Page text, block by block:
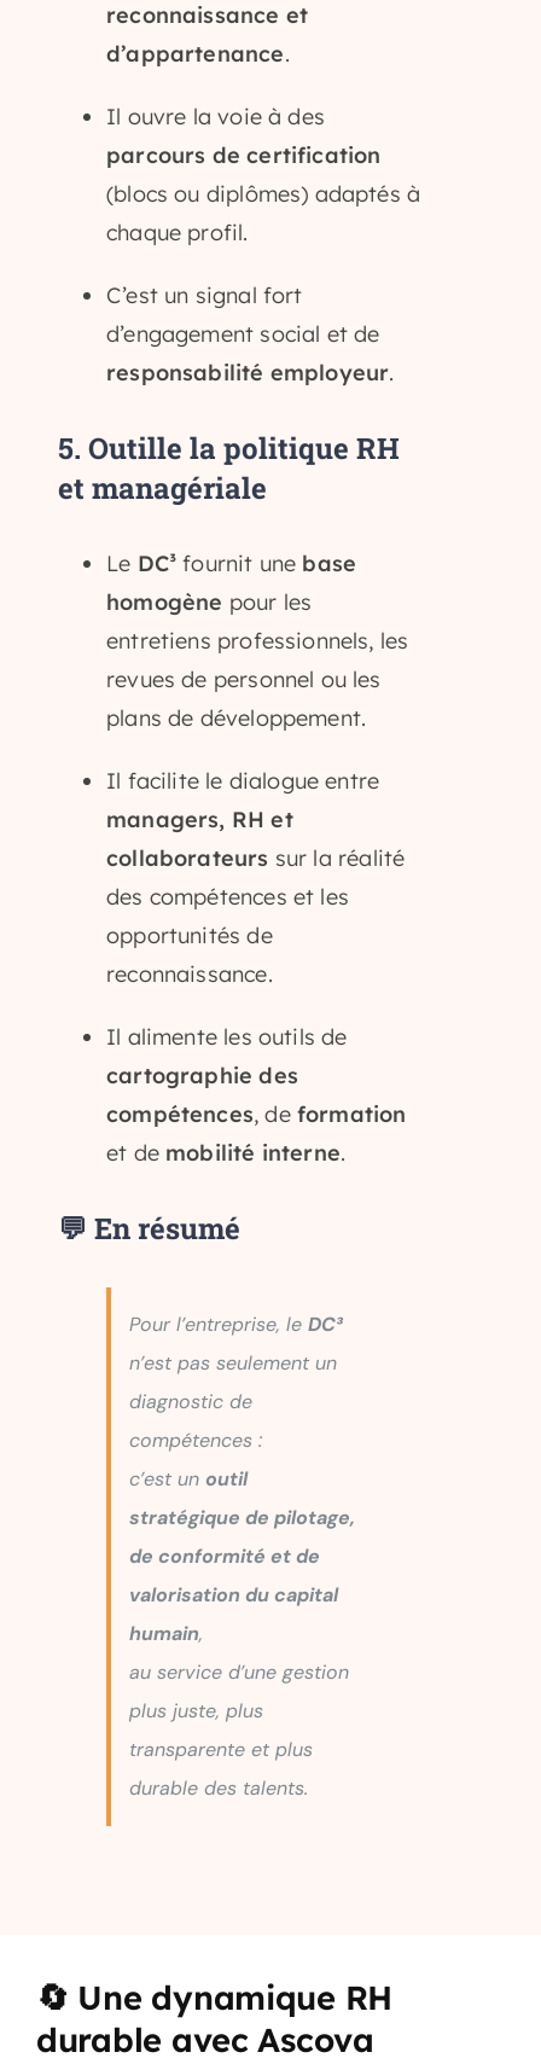
reconnaissance et
d’appartenance.
Il ouvre la voie à des
parcours de certification
(blocs ou diplômes) adaptés à
chaque profil.
C’est un signal fort
d’engagement social et de
responsabilité employeur.
5. Outille la politique RH
et managériale
Le DC³ fournit une base
homogène pour les
entretiens professionnels, les
revues de personnel ou les
plans de développement.
Il facilite le dialogue entre
managers, RH et
collaborateurs sur la réalité
des compétences et les
opportunités de
reconnaissance.
Il alimente les outils de
cartographie des
compétences, de formation
et de mobilité interne.
💬 En résumé
Pour l’entreprise, le DC³
n’est pas seulement un
diagnostic de
compétences :
c’est un outil
stratégique de pilotage,
de conformité et de
valorisation du capital
humain,
au service d’une gestion
plus juste, plus
transparente et plus
durable des talents.
🔄 Une dynamique RH
durable avec Ascova